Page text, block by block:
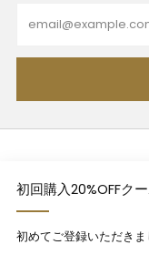
初回購入20%OFFク
初めてご登録いただき特